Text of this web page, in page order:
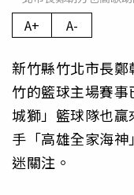
A+ A-
新竹縣竹北市長
竹的籃球主場賽
城獅」籃球隊也
手「高雄全家海
迷關注。